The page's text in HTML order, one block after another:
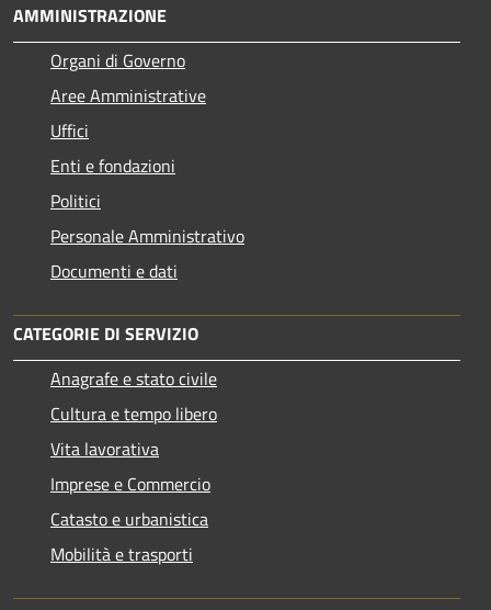
AMMINISTRAZIONE
Organi di Governo
Aree Amministrative
Uffici
Enti e fondazioni
Politici
Personale Amministrativo
Documenti e dati
CATEGORIE DI SERVIZIO
Anagrafe e stato civile
Cultura e tempo libero
Vita lavorativa
Imprese e Commercio
Catasto e urbanistica
Mobilità e trasporti